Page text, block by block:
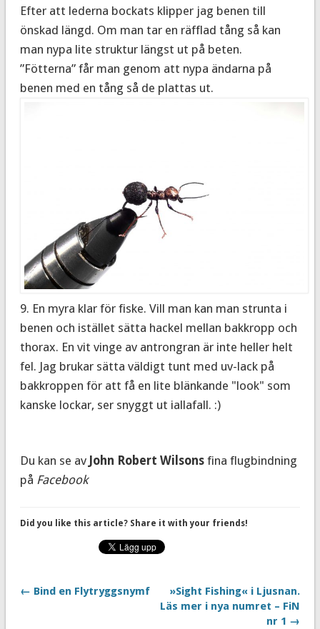
Efter att lederna bockats klipper jag benen till
önskad längd. Om man tar en räfflad tång så kan
man nypa lite struktur längst ut på beten.
”Fötterna” får man genom att nypa ändarna på
benen med en tång så de plattas ut.
9. En myra klar för fiske. Vill man kan man strunta i
benen och istället sätta hackel mellan bakkropp och
thorax. En vit vinge av antrongran är inte heller helt
fel. Jag brukar sätta väldigt tunt med uv-lack på
bakkroppen för att få en lite blänkande "look" som
kanske lockar, ser snyggt ut iallafall. :)
Du kan se av John Robert Wilsonsfina flugbindning
på Facebook
Did you like this article? Share it with your friends!
← Bind en Flytryggsnymf
»Sight Fishing« i Ljusnan.
Läs mer i nya numret – FiN
nr 1 →